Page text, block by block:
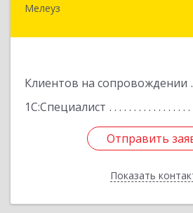
Мелеуз
Клиентов на сопровождении
1С:Специалист
Отправить
Показать
453852, Башкортостан Респ,
Отправить
Назад